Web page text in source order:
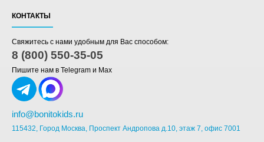
КОНТАКТЫ
Свяжитесь с нами удобным для Вас способом:
8 (800) 550-35-05
Пишите нам в Telegram и Max
info@bonitokids.ru
115432, Город Москва, Проспект Андропова д.10, этаж 7, офис 7001